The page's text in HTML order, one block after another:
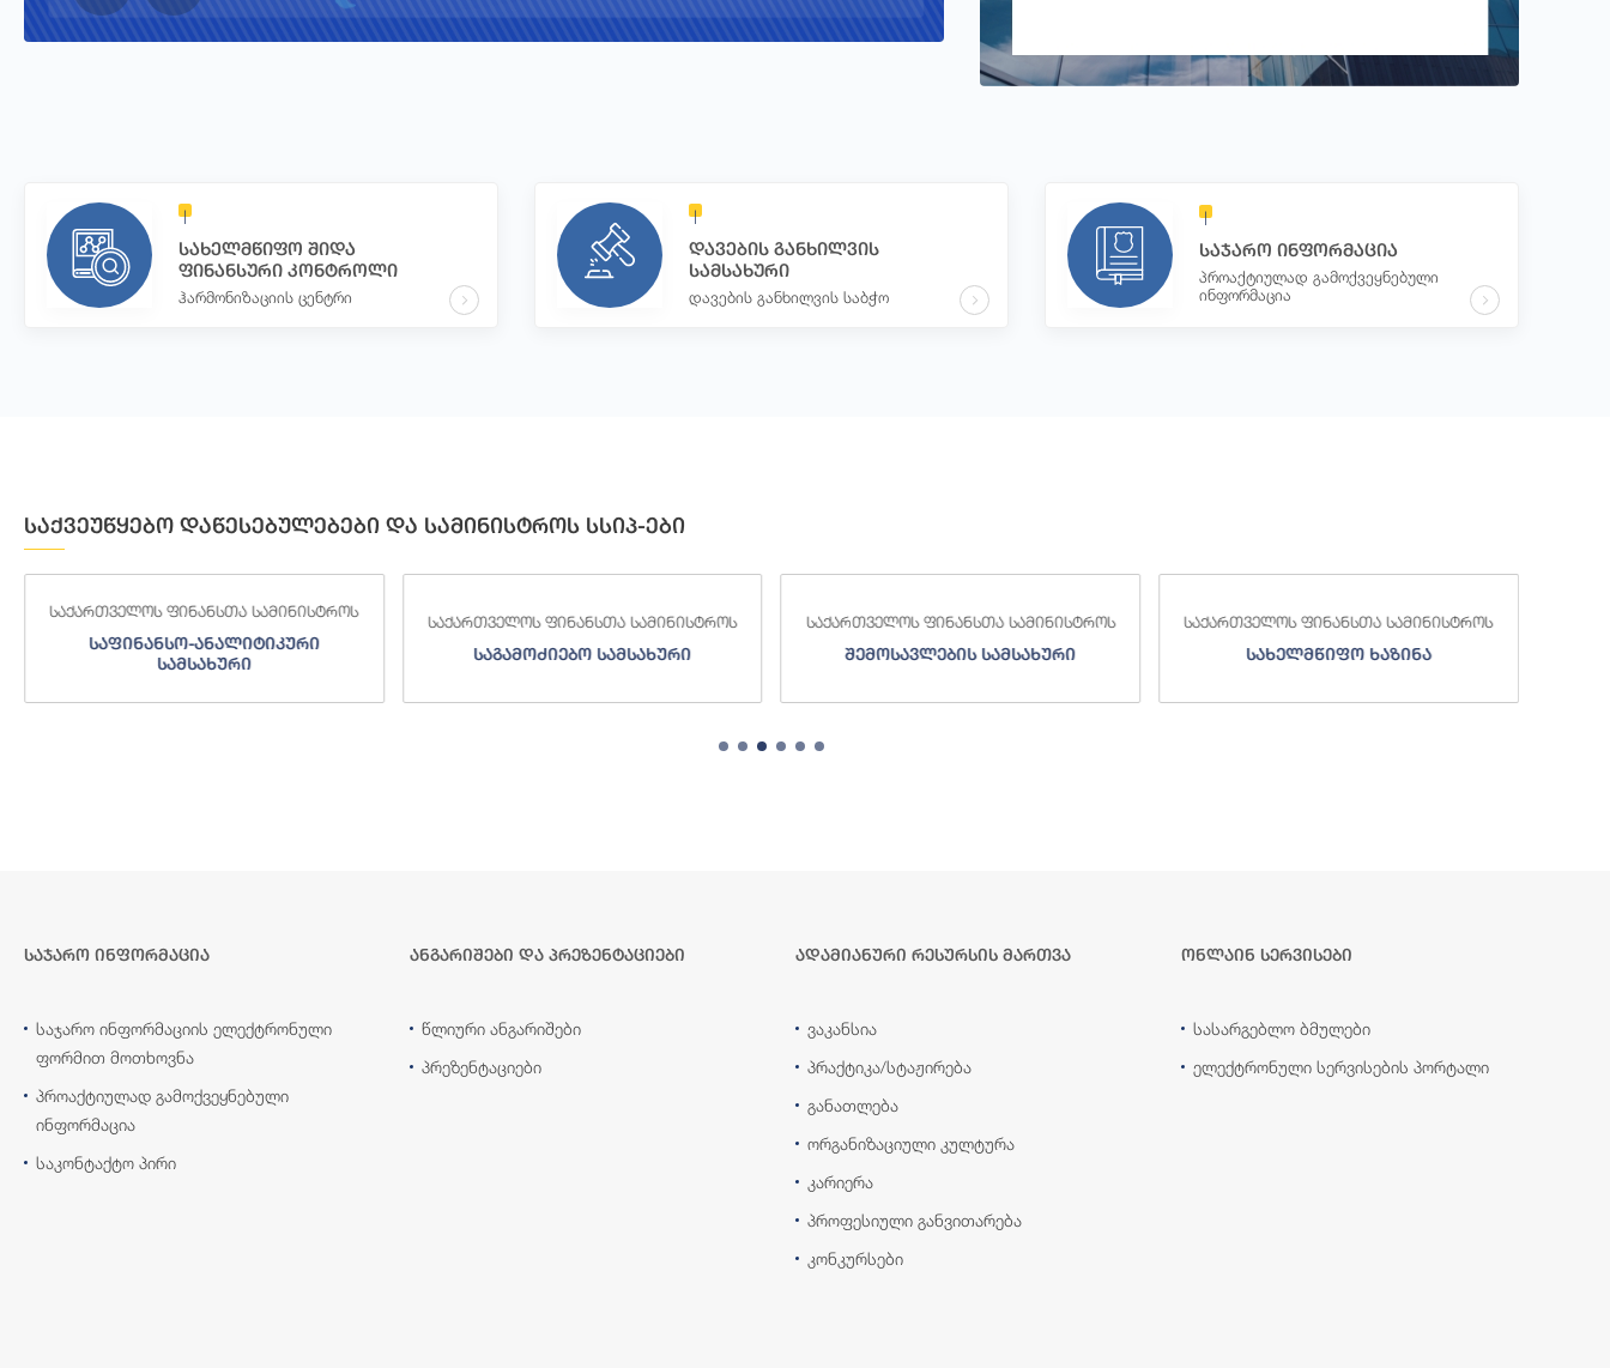
სახელმწიფო შიდა
ფინანსური კონტროლი
ჰარმონიზაციის ცენტრი
დავების განხილვის
სამსახური
დავების განხილვის საბჭო
საჯარო ინფორმაცია
პროაქტიულად გამოქვეყნებული
ინფორმაცია
საქვეუწყებო დაწესებულებები და სამინისტროს სსიპ-ები
საქართველოს ფინანსთა სამინისტროს
საფინანსო-ანალიტიკური
სამსახური
საქართველოს ფინანსთა სამინისტროს
საგამოძიებო სამსახური
საქართველოს ფინანსთა სამინისტროს
შემოსავლების სამსახური
საქართველოს ფინანსთა სამინისტროს
სახელმწიფო ხაზინა
საჯარო ინფორმაცია
საჯარო ინფორმაციის ელექტრონული
ფორმით მოთხოვნა
პროაქტიულად გამოქვეყნებული
ინფორმაცია
საკონტაქტო პირი
ანგარიშები და პრეზენტაციები
წლიური ანგარიშები
პრეზენტაციები
ადამიანური რესურსის მართვა
ვაკანსია
პრაქტიკა/სტაჟირება
განათლება
ორგანიზაციული კულტურა
კარიერა
პროფესიული განვითარება
კონკურსები
ონლაინ სერვისები
სასარგებლო ბმულები
ელექტრონული სერვისების პორტალი